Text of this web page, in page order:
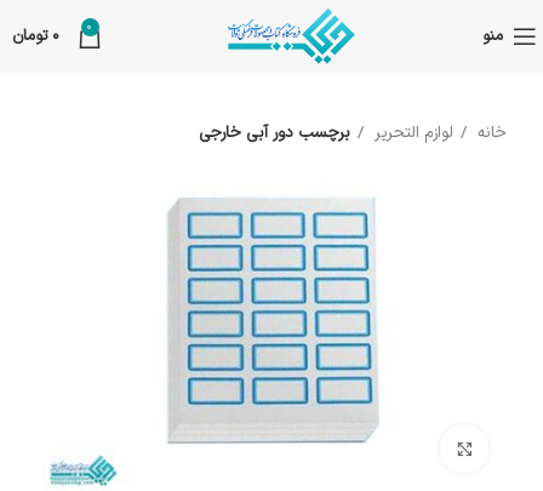
منو 0
0 تومان
خانه لوازم التحریر برچسب دور آبی خارجی
بزرگنمایی تصویر